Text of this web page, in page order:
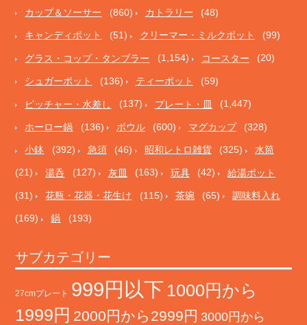
カップ＆ソーサー (860) カトラリー (48)
キャンディポット (51) クリーマー・ミルクポット (99)
グラス・コップ・タンブラー (1,154) コースター (20)
シュガーポット (136) ティーポット (59)
ピッチャー・水差し (137) プレート・皿 (1,447)
ホーロー鍋 (136) ボウル (600) マグカップ (328)
小鉢 (392) 急須 (46) 昭和レトロ雑貨 (325) 水筒
(21) 湯呑 (127) 灰皿 (163) 玩具 (42) 給湯ポット
(31) 花瓶・花器・花生け (115) 茶碗 (65) 調味料入れ
(169) 鍋 (193)
サブカテゴリー
27cmプレート 999円以下 1000円から
1999円 2000円から2999円 3000円から